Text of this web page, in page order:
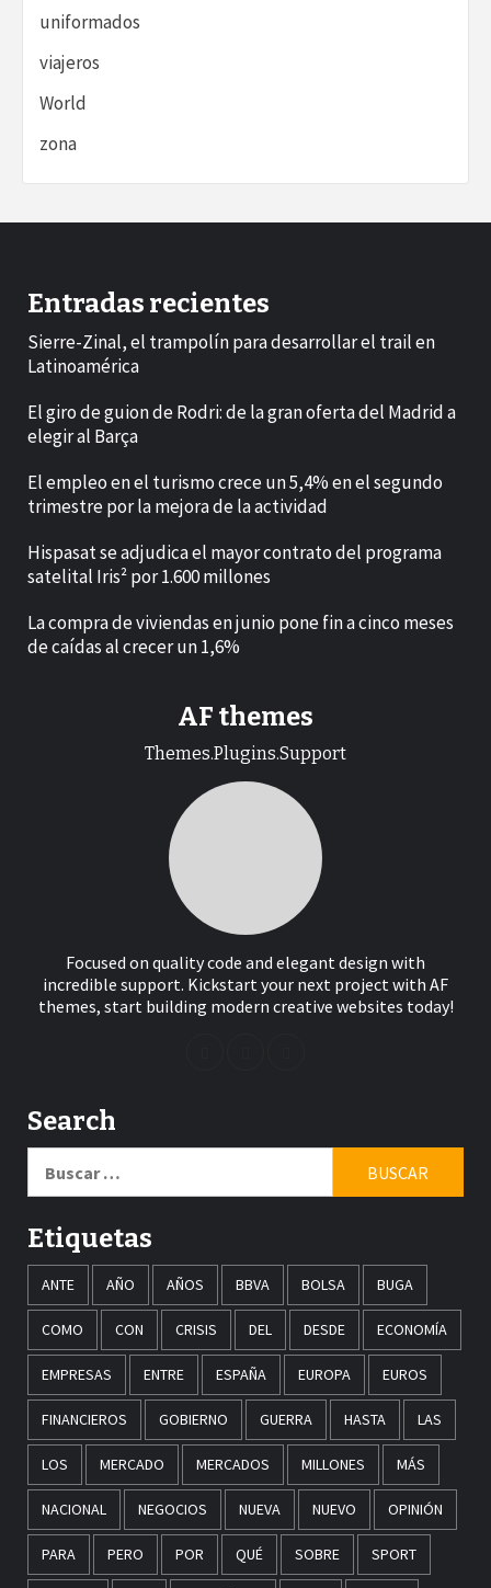
uniformados
viajeros
World
zona
Entradas recientes
Sierre-Zinal, el trampolín para desarrollar el trail en
Latinoamérica
El giro de guion de Rodri: de la gran oferta del Madrid a
elegir al Barça
El empleo en el turismo crece un 5,4% en el segundo
trimestre por la mejora de la actividad
Hispasat se adjudica el mayor contrato del programa
satelital Iris² por 1.600 millones
La compra de viviendas en junio pone fin a cinco meses
de caídas al crecer un 1,6%
AF themes
Themes.Plugins.Support
Focused on quality code and elegant design with
incredible support. Kickstart your next project with AF
themes, start building modern creative websites today!
Search
Etiquetas
ANTE AÑO AÑOS BBVA BOLSA BUGA
COMO CON CRISIS DEL DESDE ECONOMÍA
EMPRESAS ENTRE ESPAÑA EUROPA EUROS
FINANCIEROS GOBIERNO GUERRA HASTA LAS
LOS MERCADO MERCADOS MILLONES MÁS
NACIONAL NEGOCIOS NUEVA NUEVO OPINIÓN
PARA PERO POR QUÉ SOBRE SPORT